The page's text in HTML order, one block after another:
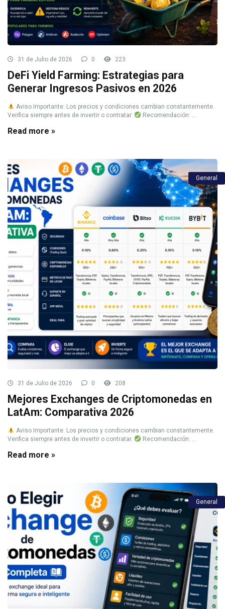
31 de Julio de 2026 0 223
DeFi Yield Farming: Estrategias para
Generar Ingresos Pasivos en 2026
Aviso Importante: Los precios y condiciones cambian constantemente.
Verifica siempre antes de invertir o contratar.
Recomendación: ...
Read more »
General
31 de Julio de 2026 0 208
Mejores Exchanges de Criptomonedas en
LatAm: Comparativa 2026
Aviso Importante: Los precios y condiciones cambian constantemente.
Verifica siempre antes de invertir o contratar.
Recomendación: ...
Read more »
General